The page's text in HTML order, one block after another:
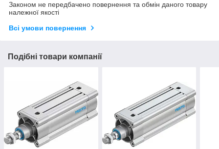
Законом не передбачено повернення та обмін даного товару
належної якості
Всі умови повернення
Подібні товари компанії